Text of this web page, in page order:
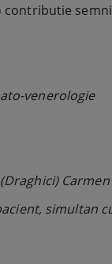
venerologie